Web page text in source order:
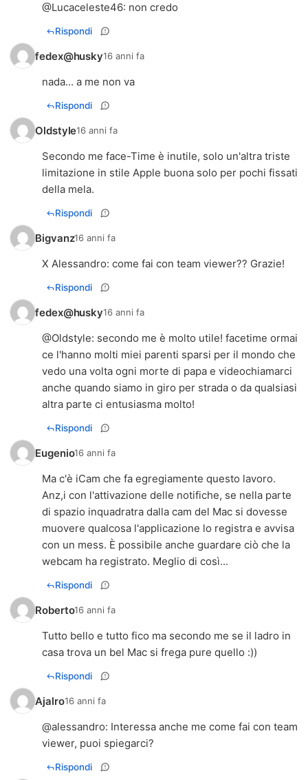
@Lucaceleste46: non credo
Rispondi
fedex@husky16 anni fa
nada... a me non va
Rispondi
Oldstyle16 anni fa
Secondo me face-Time è inutile, solo un'altra triste
limitazione in stile Apple buona solo per pochi fissati
della mela.
Rispondi
Bigvanz16 anni fa
X Alessandro: come fai con team viewer?? Grazie!
Rispondi
fedex@husky16 anni fa
@Oldstyle: secondo me è molto utile! facetime ormai
ce l'hanno molti miei parenti sparsi per il mondo che
vedo una volta ogni morte di papa e videochiamarci
anche quando siamo in giro per strada o da qualsiasi
altra parte ci entusiasma molto!
Rispondi
Eugenio16 anni fa
Ma c'è iCam che fa egregiamente questo lavoro.
Anz,i con l'attivazione delle notifiche, se nella parte
di spazio inquadratra dalla cam del Mac si dovesse
muovere qualcosa l'applicazione lo registra e avvisa
con un mess. È possibile anche guardare ciò che la
webcam ha registrato. Meglio di così...
Rispondi
Roberto16 anni fa
Tutto bello e tutto fico ma secondo me se il ladro in
casa trova un bel Mac si frega pure quello :))
Rispondi
Ajalro16 anni fa
@alessandro: Interessa anche me come fai con team
viewer, puoi spiegarci?
Rispondi